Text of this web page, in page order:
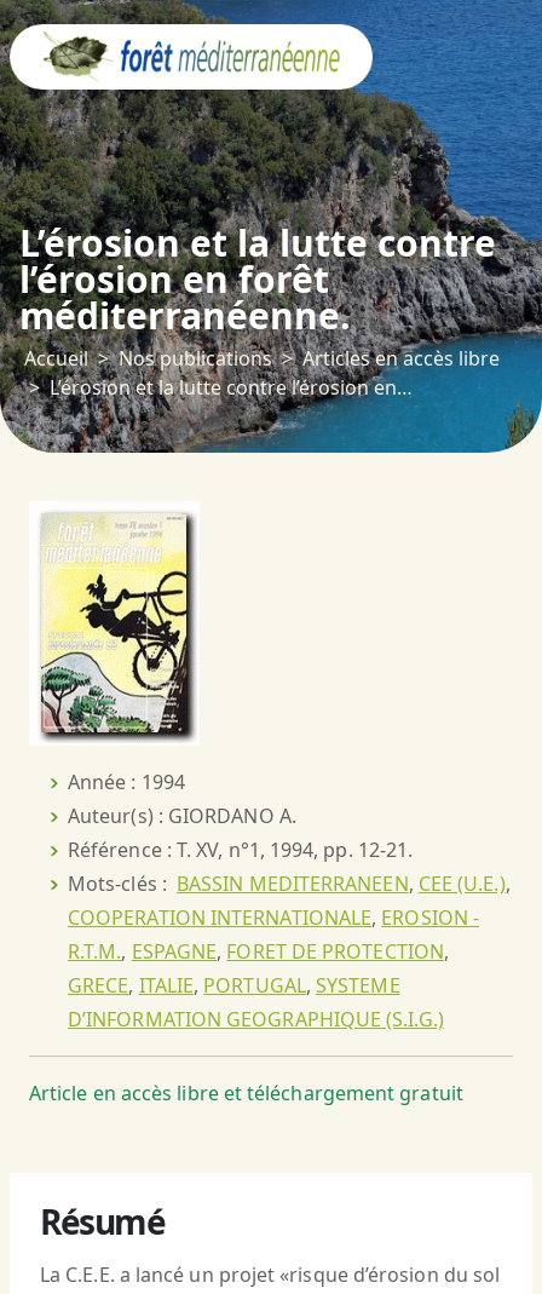
L’érosion et la lutte contre
l’érosion en forêt
méditerranéenne.
Accueil Nos publications
Articles en accès libre
L’érosion et la lutte contre l’érosion en forêt méditerranéenne.
Année : 1994
Auteur(s) : GIORDANO A.
Référence : T. XV, n°1, 1994, pp. 12-21.
Mots-clés : BASSIN MEDITERRANEEN, CEE (U.E.),
COOPERATION INTERNATIONALE, EROSION -
R.T.M., ESPAGNE, FORET DE PROTECTION,
GRECE, ITALIE, PORTUGAL,SYSTEME
D’INFORMATION GEOGRAPHIQUE (S.I.G.)
Article en accès libre et téléchargement gratuit
Résumé
La C.E.E. a lancé un projet «risque d’érosion du sol
Panneau de gestion des cookies